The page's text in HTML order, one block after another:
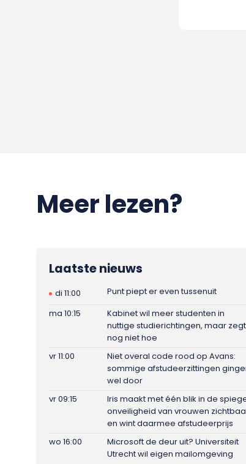
Meer lezen?
Laatste nieuws
di 11:00
Punt piept er even tussenuit
ma 10:15
Kabinet wil meer studenten in
nuttige studierichtingen, maar zegt
nog niet hoe
vr 11:00
Niet overal code rood op Avans:
sommige afstudeerzittingen
wel door
vr 09:15
Iris maakt met één blik in de
onveiligheid van vrouwen
en wint daarmee afstudeerprijs
wo 16:00
Microsoft de deur uit? Universiteit
Utrecht wil eigen mailomgeving